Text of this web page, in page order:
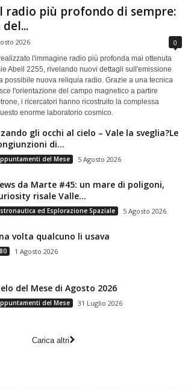
radio più profondo di sempre:
2026 0
l'immagine radio più profonda mai ottenuta
Abell 2255, rivelando nuovi dettagli sull'emissione
possibile nuova reliquia radio. Grazie a una tecnica
l'orientazione del campo magnetico a partire
i ricercatori hanno ricostruito la complessa
enorme laboratorio cosmico.
gli occhi al cielo – Vale la sveglia?Le
di...
del Mese 5 Agosto 2026
da Marte #45: un mare di poligoni,
risale Valle...
ed Esplorazione Spaziale 5 Agosto 2026
volta qualcuno li usava
1 Agosto 2026
del Mese di Agosto 2026
del Mese 31 Luglio 2026
Carica altri